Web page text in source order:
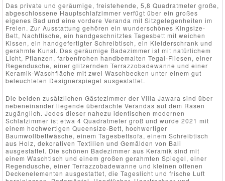
Das private und geräumige, freistehende, 5,8 Quadratmeter große,
abgeschlossene Hauptschlafzimmer verfügt über ein großes
eigenes Bad und eine vordere Veranda mit Sitzgelegenheiten im
Freien. Zur Ausstattung gehören ein wunderschönes Kingsize-
Bett, Nachttische, ein handgeschnitztes Tagesbett mit weichen
Kissen, ein handgefertigter Schreibtisch, ein Kleiderschrank und
gerahmte Kunst. Das geräumige Badezimmer ist mit natürlichem
Licht, Pflanzen, farbenfrohen handbemalten Tegal-Fliesen, einer
Regendusche, einer glitzernden Terrazzobadewanne und einer
Keramik-Waschfläche mit zwei Waschbecken unter einem gut
beleuchteten Designerspiegel ausgestattet.
Die beiden zusätzlichen Gästezimmer der Villa Jawara sind über
nebeneinander liegende überdachte Verandas auf dem Rasen
zugänglich. Jedes dieser nahezu identischen modernen
Schlafzimmer ist etwa 4 Quadratmeter groß und wurde 2021 mit
einem hochwertigen Queensize-Bett, hochwertiger
Baumwollbettwäsche, einem Tagesbettsofa, einem Schreibtisch
aus Holz, dekorativen Textilien und Gemälden von Bali
ausgestattet. Die schönen Badezimmer aus Keramik sind mit
einem Waschtisch und einem großen gerahmten Spiegel, einer
Regendusche, einer Terrazzobadewanne und kleinen offenen
Deckenelementen ausgestattet, die Tageslicht und frische Luft